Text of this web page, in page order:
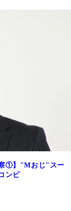
察①】"Mおじ"スー
ンビ